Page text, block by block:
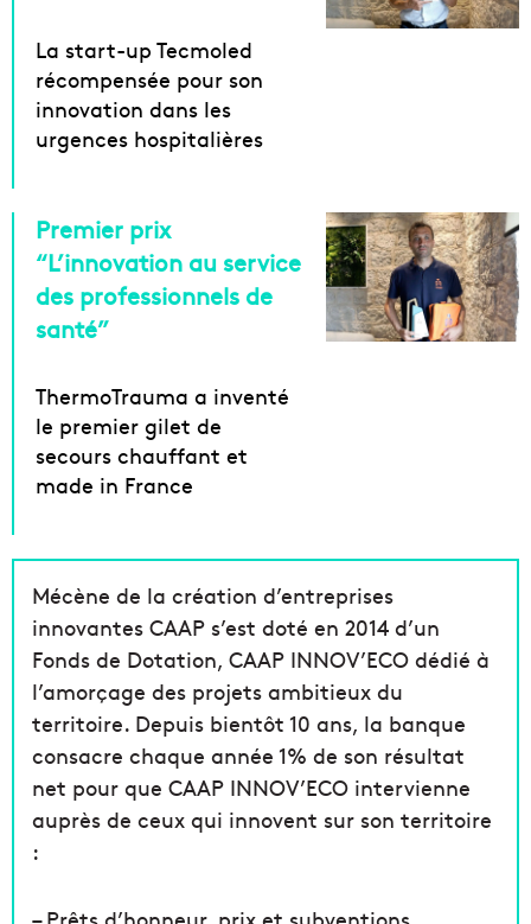
La start-up Tecmoled
récompensée pour son
innovation dans les
urgences hospitalières
Premier prix
“L’innovation au service
des professionnels de
santé”
ThermoTrauma a inventé
le premier gilet de
secours chauffant et
made in France
Mécène de la création d’entreprises
innovantes CAAP s’est doté en 2014 d’un
Fonds de Dotation, CAAP INNOV’ECO dédié à
l’amorçage des projets ambitieux du
territoire. Depuis bientôt 10 ans, la banque
consacre chaque année 1% de son résultat
net pour que CAAP INNOV’ECO intervienne
auprès de ceux qui innovent sur son territoire
: